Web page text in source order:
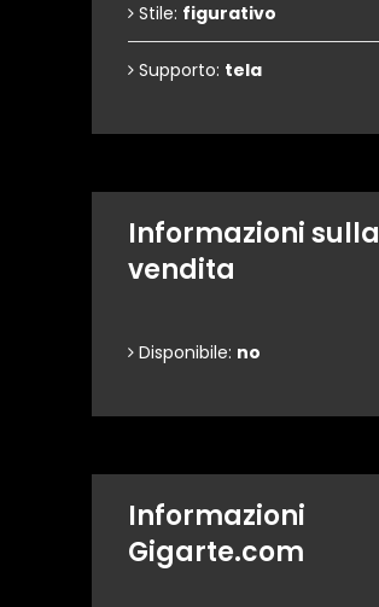
Stile: figurativo
Supporto: tela
Informazioni sulla
vendita
Disponibile: no
Informazioni
Gigarte.com